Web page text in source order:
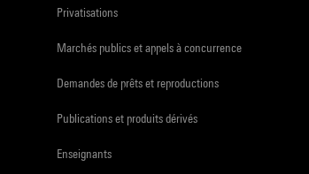
Privatisations
Marchés publics et appels à concurrence
Demandes de prêts et reproductions
Publications et produits dérivés
Enseignants